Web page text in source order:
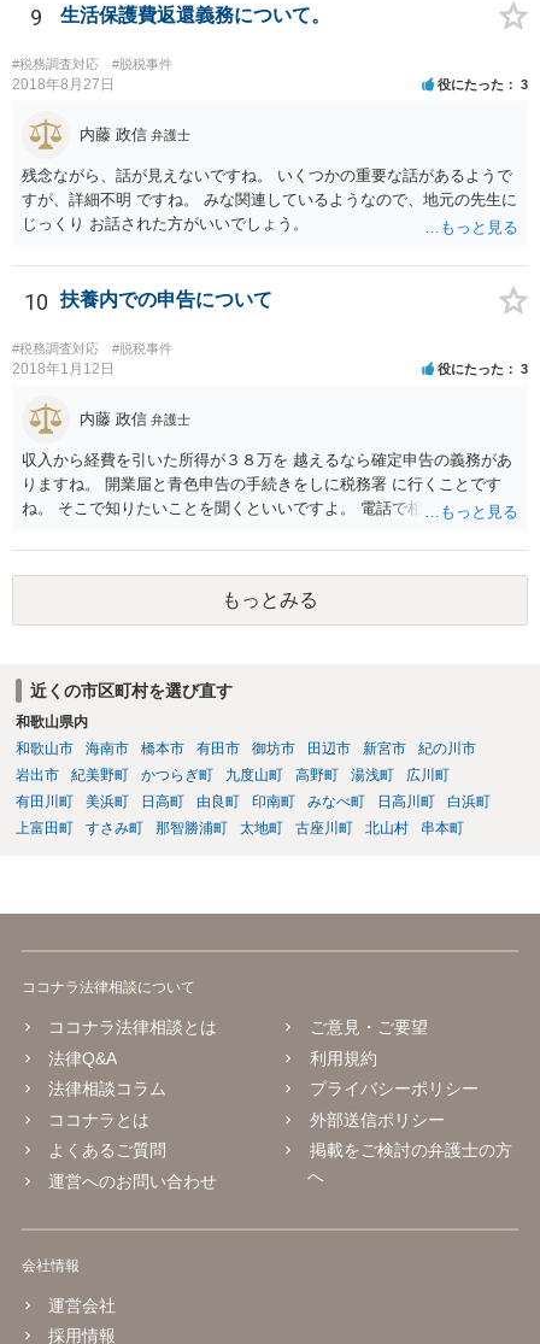
うに思いますが、間違えず記帳できるのであれば同じく問題はありま
せん。 相手方との関係性にもよりますが、一度相手方の担当者や上司
にしっかりと確認してみても良いかもしれません。
9 生活保護費返還義務について。
#税務調査対応 #脱税事件
2018年8月27日 役にたった 3
内藤 政信 弁護士
残念ながら、話が見えないですね。 いくつかの重要な話があるようで
すが、詳細不明 ですね。 みな関連しているようなので、地元の先生に
じっくり お話された方がいいでしょう。
10 扶養内での申告について
#税務調査対応 #脱税事件
2018年1月12日 役にたった 3
内藤 政信 弁護士
収入から経費を引いた所得が３８万を 越えるなら確定申告の義務があ
りますね。 開業届と青色申告の手続きをしに税務署 に行くことです
ね。 そこで知りたいことを聞くといいですよ。 電話で相談にいくこと
もっとみる
近くの市区町村を選び直す
和歌山県内
和歌山市
海南市 橋本市 有田市 御坊市 田辺市 新宮市
紀の川市
岩出市
紀美野町 かつらぎ町 九度山町 高野町 湯浅町
広川町
有田川町
美浜町 日高町 由良町 印南町 みなべ町 日高川町
白浜町
上富田町
すさみ町 那智勝浦町 太地町 古座川町 北山村 串本町
ココナラ法律相談について
ココナラ法律相談とは
法律Q&A
法律相談コラム
ココナラとは
よくあるご質問
運営へのお問い合わせ
ご意見・ご要望
利用規約
プライバシーポリシー
外部送信ポリシー
掲載をご検討の弁護士の方
へ
会社情報
運営会社
採用情報